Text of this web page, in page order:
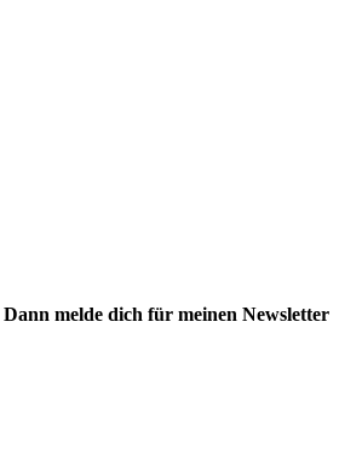
Dann melde dich für meinen Newsletter